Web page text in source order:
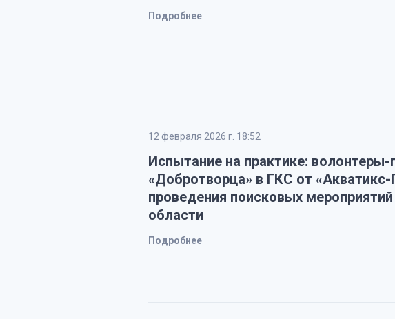
Подробнее
12 февраля 2026 г. 18:52
Испытание на практике: волонтеры-
«Добротворца» в ГКС от
проведения поисковых
области
Подробнее